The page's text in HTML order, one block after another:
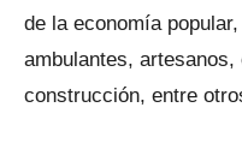
de la economía
ambulantes,
construcción, entre